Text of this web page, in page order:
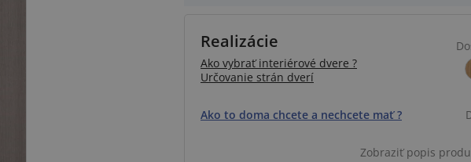
Realizácie
Ako vybrať interiérové dvere ?
Určovanie strán dverí
Ako to doma chcete a nechcete mať ?
Zobraziť popis